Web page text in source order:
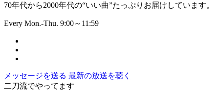
70年代から2000年代の“いい曲”たっぷりお届けしています。
Every Mon.-Thu. 9:00～11:59
メッセージを送る 最新の放送を聴く
二刀流でやってます